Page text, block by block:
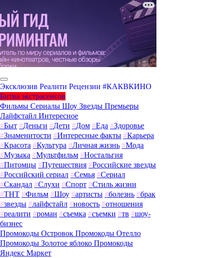
Эксклюзив Реалити Рецензии #КАКВКИНО
Битва экстрасенсов
Фильмы Сериалы Шоу Звезды Премьеры
Лайфстайл Интересное
#Быт #Деньги #Дети #Дом #Еда #Здоровье
#Знаменитости #Интересные факты #Карьера
#Красота #Культура #Личная жизнь #Мода
#Музыка #Мультфильм #Ностальгия
#Питомцы #Путешествия #Российские звезды
#Российский сериал #Семья #Сериал
#Скандал #Слухи #Спорт #Стиль жизни
#ТНТ #Фильм #Шоу #артисты #болезнь #брак
#звезды #лайфстайл #новость #отношения
#реалити #роман #съемка #съемки #тв #шоу-
бизнес
Промокоды Островок Промокоды Отелло
Промокоды Золотое яблоко Промокоды
Яндекс Маркет